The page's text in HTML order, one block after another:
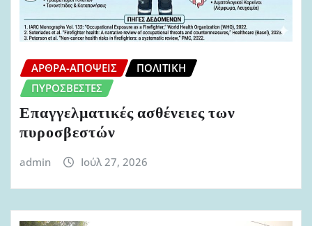
ΆΡΘΡΑ-ΑΠΌΨΕΙΣ
ΠΟΛΙΤΙΚΉ
ΠΥΡΟΣΒΈΣΤΕΣ
Επαγγελματικές ασθένειες των
πυροσβεστών
admin Ιούλ 27, 2026